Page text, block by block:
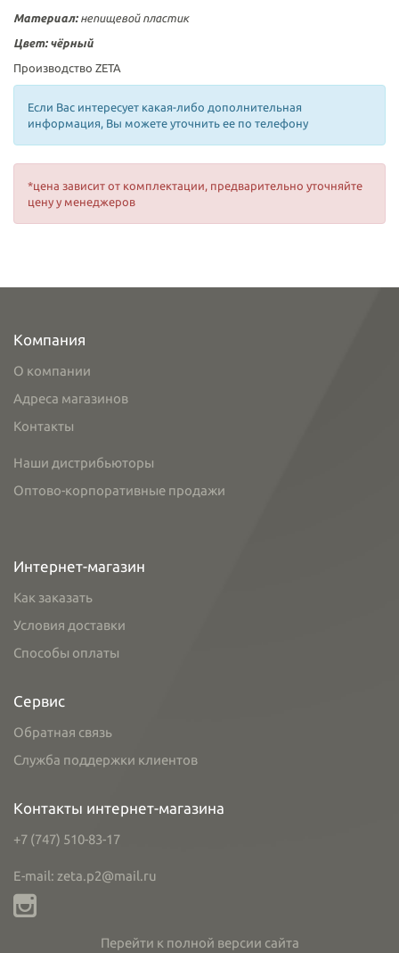
Материал: непищевой пластик
Цвет:чёрный
Производство ZETA
Если Вас интересует какая-либо дополнительная
информация, Вы можете уточнить ее по телефону
*цена зависит от комплектации, предварительно уточняйте
цену у менеджеров
Компания
О компании
Адреса магазинов
Контакты
Наши дистрибьюторы
Оптово-корпоративные продажи
Интернет-магазин
Как заказать
Условия доставки
Способы оплаты
Сервис
Обратная связь
Служба поддержки клиентов
Контакты интернет-магазина
+7 (747) 510-83-17
E-mail: zeta.p2@mail.ru
Перейти к полной версии сайта